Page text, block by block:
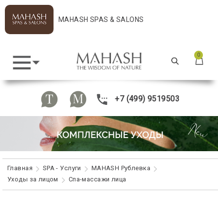
MAHASH SPAS & SALONS
0
+7 (499) 9519503
Главная SPA - Услуги
MAHASH Рублевка
Уходы за лицом
Спа-массажи лица